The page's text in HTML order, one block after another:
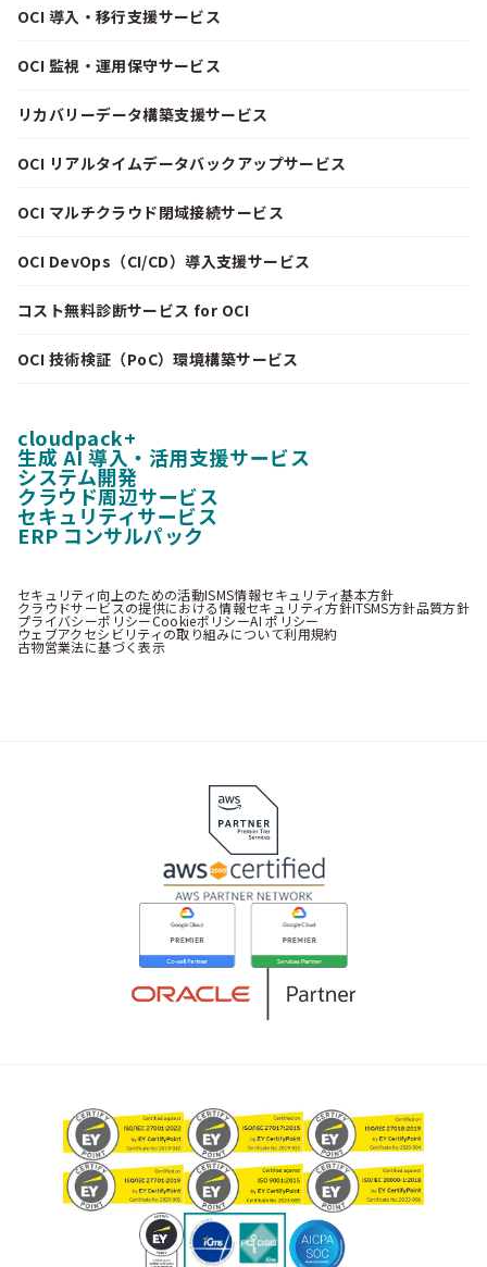
OCI 導入・移行支援サービス
OCI 監視・運用保守サービス
リカバリーデータ構築支援サービス
OCI リアルタイムデータバックアップサービス
OCI マルチクラウド閉域接続サービス
OCI DevOps（CI/CD）導入支援サービス
コスト無料診断サービス for OCI
OCI 技術検証（PoC）環境構築サービス
cloudpack+
生成 AI 導入・活用支援サービス
システム開発
クラウド周辺サービス
セキュリティサービス
ERP コンサルパック
セキュリティ向上のための活動ISMS情報セキュリティ基本方針
クラウドサービスの提供における情報セキュリティ方針ITSMS方針品質方針
プライバシーポリシーCookieポリシーAI ポリシー
ウェブアクセシビリティの取り組みについて利用規約
古物営業法に基づく表示